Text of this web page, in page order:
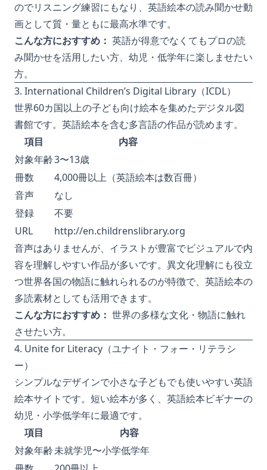
のでリスニング練習にもなり、英語絵本の読み聞かせ動
画として質・量ともに最高水準です。
こんな方におすすめ： 英語が得意でなくてもプロの読
み聞かせを活用したい方、幼児・低学年に楽しませたい
方。
3. International Children’s Digital Library（ICDL）
世界60カ国以上の子ども向け絵本を集めたデジタル図
書館です。英語絵本を含む多言語の作品が読めます。
項目
内容
対象年齢3〜13歳
冊数
4,000冊以上（英語絵本は数百冊）
音声
なし
登録
不要
URL
http://en.childrenslibrary.org
音声はありませんが、イラストが豊富でビジュアルで内
容を理解しやすい作品が多いです。異文化理解にも役立
つ世界各国の物語に触れられるのが特徴で、英語絵本の
多読素材としても活用できます。
こんな方におすすめ： 世界の多様な文化・物語に触れ
させたい方。
4. Unite for Literacy（ユナイト・フォー・リテラシ
ー）
シンプルなデザインで小さな子どもでも使いやすい英語
絵本サイトです。短い絵本が多く、英語絵本ビギナーの
幼児・小学低学年に最適です。
項目
内容
対象年齢未就学児〜小学低学年